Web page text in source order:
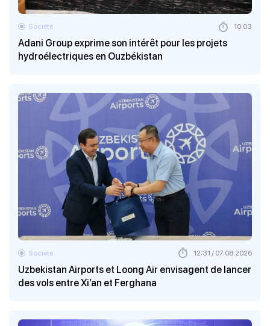
Adani Group exprime son intérêt pour les projets
hydroélectriques en Ouzbékistan
Société 10:03
Uzbekistan Airports et Loong Air envisagent de lancer
des vols entre Xi’an et Ferghana
Société 12:31 / 07.08.2026